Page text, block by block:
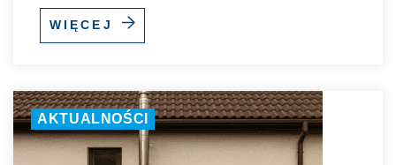
WIĘCEJ
AKTUALNOŚCI